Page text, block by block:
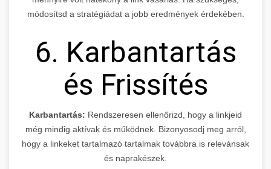
módosítsd a stratégiádat a jobb eredmények érdekében.
6. Karbantartás
és Frissítés
Karbantartás: Rendszeresen ellenőrizd, hogy a linkjeid
még mindig aktívak és működnek. Bizonyosodj meg arról,
hogy a linkeket tartalmazó tartalmak továbbra is relevánsak
és naprakészek.